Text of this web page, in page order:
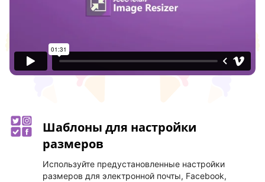
Шаблоны для настройки
размеров
Используйте предустановленные настройки
размеров для электронной почты, Facebook,